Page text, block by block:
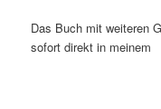
Das Buch mit weiteren
sofort direkt in meinem